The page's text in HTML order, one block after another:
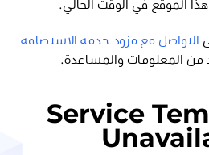
الموقع في الوقت الحالي.
التواصل مع مزود خدمة الاستضافة
من المعلومات والمساعدة.
Service